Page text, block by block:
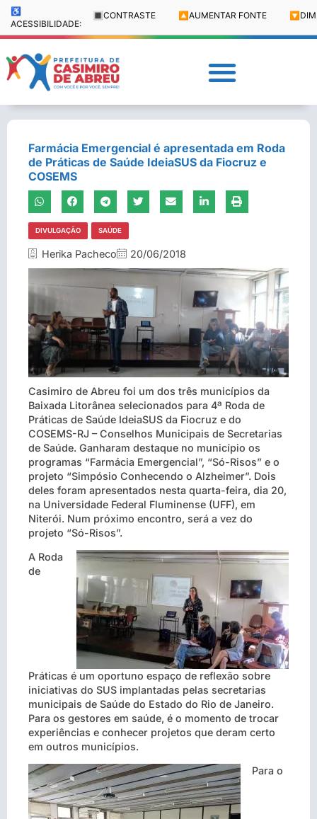
♿
ACESSIBILIDADE:
🔳 CONTRASTE 🔼 AUMENTAR FONTE 🔽
Farmácia Emergencial é apresentada em Roda
de Práticas de Saúde IdeiaSUS da Fiocruz e
COSEMS
DIVULGAÇÃO SAÚDE
Herika Pacheco 20/06/2018
Casimiro de Abreu foi um dos três municípios da
Baixada Litorânea selecionados para 4ª Roda de
Práticas de Saúde IdeiaSUS da Fiocruz e do
COSEMS-RJ – Conselhos Municipais de Secretarias
de Saúde. Ganharam destaque no município os
programas “Farmácia Emergencial”, “Só-Risos” e o
projeto “Simpósio Conhecendo o Alzheimer”. Dois
deles foram apresentados nesta quarta-feira, dia 20,
na Universidade Federal Fluminense (UFF), em
Niterói. Num próximo encontro, será a vez do
projeto “Só-Risos”.
A Roda
de
Práticas é um oportuno espaço de reflexão sobre
iniciativas do SUS implantadas pelas secretarias
municipais de Saúde do Estado do Rio de Janeiro.
Para os gestores em saúde, é o momento de trocar
experiências e conhecer projetos que deram certo
em outros municípios.
Para o